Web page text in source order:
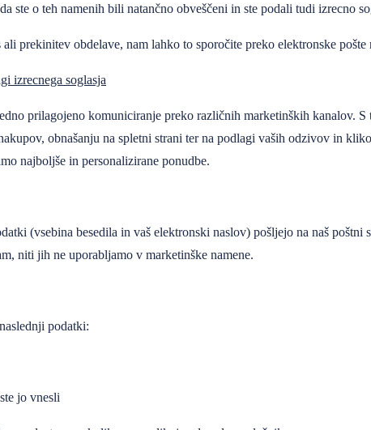
ste o teh namenih bili natančno obveščeni in ste podali tudi izrecno
prekinitev obdelave, nam lahko to sporočite preko elektronske pošte
izrecnega soglasja
prilagojeno komuniciranje preko različnih marketinških kanalov.
obnašanju na spletni strani ter na podlagi vaših odzivov in
najboljše in personalizirane ponudbe.
(vsebina besedila in vaš elektronski naslov) pošljejo na naš
niti jih ne uporabljamo v marketinške namene.
podatki:
jo vnesli